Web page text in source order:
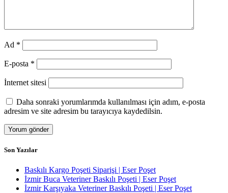
Ad *
E-posta *
İnternet sitesi
Daha sonraki yorumlarımda kullanılması için adım, e-posta
adresim ve site adresim bu tarayıcıya kaydedilsin.
Son Yazılar
Baskılı Kargo Poşeti Siparişi | Eser Poşet
İzmir Buca Veteriner Baskılı Poşeti | Eser Poşet
İzmir Karşıyaka Veteriner Baskılı Poşeti | Eser Poşet